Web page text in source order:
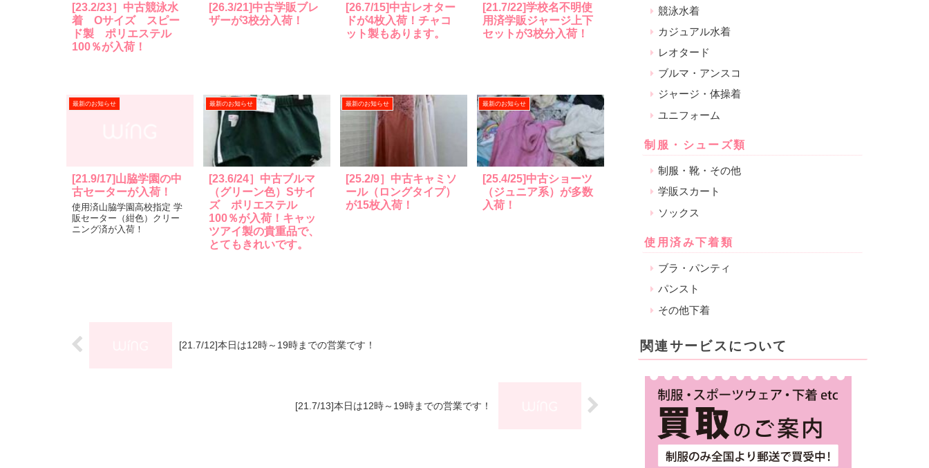
[23.2/23］中古競泳水
着 Oサイズ スピー
ド製 ポリエステル
100％が入荷！
[26.3/21]中古学販ブレ
ザーが3校分入荷！
[26.7/15]中古レオター
ドが4枚入荷！チャコ
ット製もあります。
[21.7/22]学校名不明使
用済学販ジャージ上下
セットが3校分入荷！
最新のお知らせ
[21.9/17]山脇学園の中
古セーターが入荷！
使用済山脇学園高校指定 学
販セーター（紺色）クリー
ニング済が入荷！
最新のお知らせ
[23.6/24］中古ブルマ
（グリーン色）Sサイ
ズ ポリエステル
100％が入荷！キャッ
ツアイ製の貴重品で、
とてもきれいです。
最新のお知らせ
[25.2/9］中古キャミソ
ール（ロングタイプ）
が15枚入荷！
最新のお知らせ
[25.4/25]中古ショーツ
（ジュニア系）が多数
入荷！
[21.7/12]本日は12時～19時までの営業です！
[21.7/13]本日は12時～19時までの営業です！
競泳水着
カジュアル水着
レオタード
ブルマ・アンスコ
ジャージ・体操着
ユニフォーム
制服・シューズ類
制服・靴・その他
学販スカート
ソックス
使用済み下着類
ブラ・パンティ
パンスト
その他下着
関連サービスについて